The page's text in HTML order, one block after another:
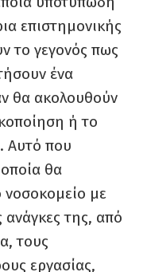
επιστημονικής
το γεγονός πως
ένα
θα ακολουθούν
ή το
Αυτό που
οποία θα
νοσοκομείο με
ανάγκες της, από
τους
εργασίας,